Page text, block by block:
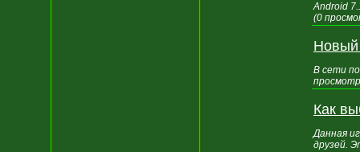
Android
(0
Новый
В сети
Как
Данная
друзей.